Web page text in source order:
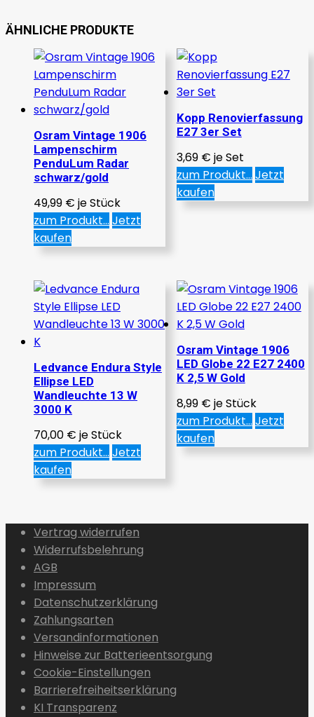
ÄHNLICHE PRODUKTE
Osram Vintage 1906
Lampenschirm
PenduLum Radar
schwarz/gold
49,99 € je Stück
zum Produkt... Jetzt
kaufen
Kopp Renovierfassung
E27 3er Set
3,69 € je Set
zum Produkt... Jetzt
kaufen
Ledvance Endura Style
Ellipse LED
Wandleuchte 13 W
3000 K
70,00 € je Stück
zum Produkt... Jetzt
kaufen
Osram Vintage 1906
LED Globe 22 E27 2400
K 2,5 W Gold
8,99 € je Stück
zum Produkt... Jetzt
kaufen
Vertrag widerrufen
Widerrufsbelehrung
AGB
Impressum
Datenschutzerklärung
Zahlungsarten
Versandinformationen
Hinweise zur Batterieentsorgung
Cookie-Einstellungen
Barrierefreiheitserklärung
KI Transparenz